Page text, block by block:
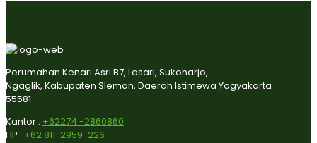
Perumahan Kenari Asri B7, Losari, Sukoharjo,
Ngaglik, Kabupaten Sleman, Daerah Istimewa Yogyakarta
55581
Kantor : +62274 -2860860
HP : +62 811-2959-226